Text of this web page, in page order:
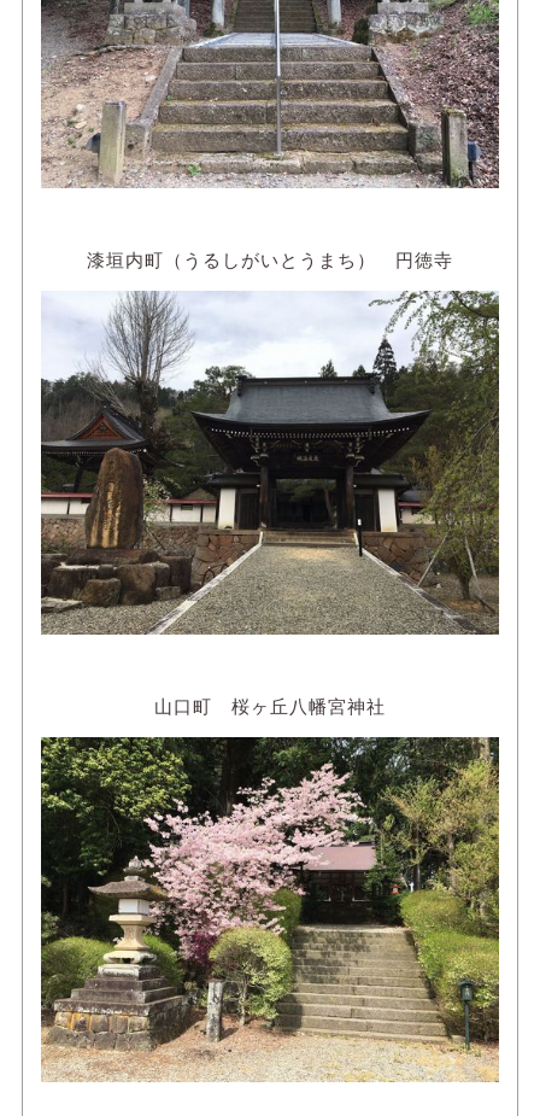
漆垣内町（うるしがいとうまち） 円徳寺
山口町 桜ヶ丘八幡宮神社